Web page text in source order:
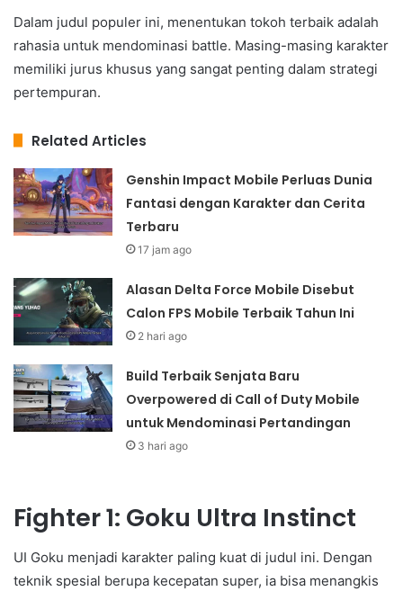
Dalam judul populer ini, menentukan tokoh terbaik adalah
rahasia untuk mendominasi battle. Masing-masing karakter
memiliki jurus khusus yang sangat penting dalam strategi
pertempuran.
Related Articles
Genshin Impact Mobile Perluas Dunia
Fantasi dengan Karakter dan Cerita
Terbaru
17 jam ago
Alasan Delta Force Mobile Disebut
Calon FPS Mobile Terbaik Tahun Ini
2 hari ago
Build Terbaik Senjata Baru
Overpowered di Call of Duty Mobile
untuk Mendominasi Pertandingan
3 hari ago
Fighter 1: Goku Ultra Instinct
UI Goku menjadi karakter paling kuat di judul ini. Dengan
teknik spesial berupa kecepatan super, ia bisa menangkis